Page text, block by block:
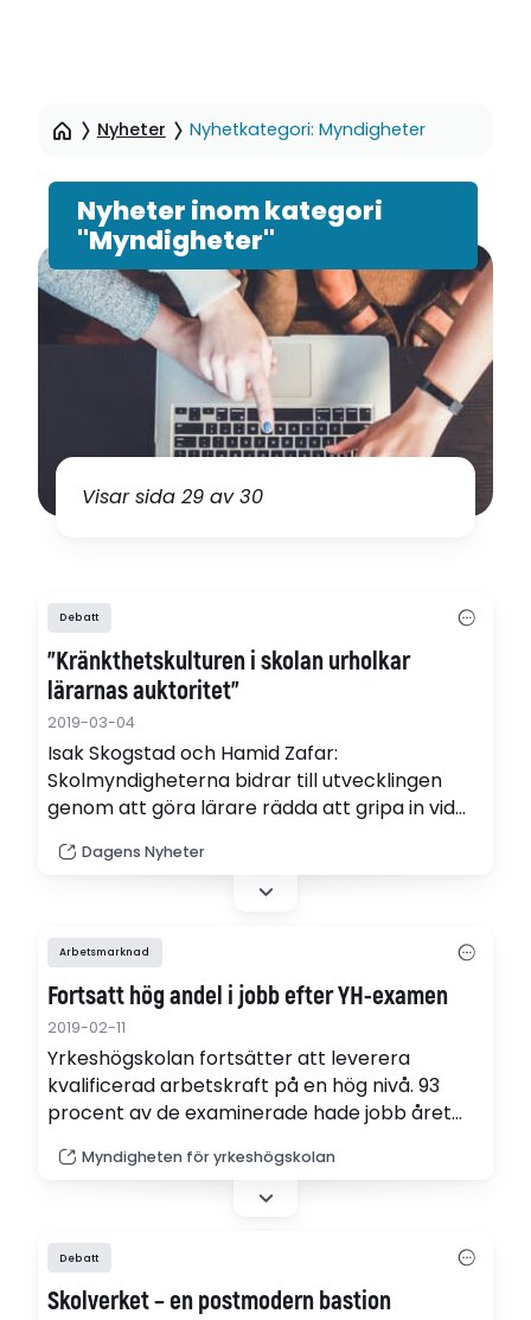
sidinnehåll
Nyheter Nyhetkategori: Myndigheter
Nyheter inom kategori
"Myndigheter"
Visar sida 29 av 30
Debatt
”Kränkthetskulturen i skolan urholkar
lärarnas auktoritet”
2019-03-04
Isak Skogstad och Hamid Zafar:
Skolmyndigheterna bidrar till utvecklingen
genom att göra lärare rädda att gripa in vid
Dagens Nyheter
Arbetsmarknad
Fortsatt hög andel i jobb efter YH-examen
2019-02-11
Yrkeshögskolan fortsätter att leverera
kvalificerad arbetskraft på en hög nivå. 93
procent av de examinerade hade jobb året
Myndigheten för yrkeshögskolan
Debatt
Skolverket – en postmodern bastion